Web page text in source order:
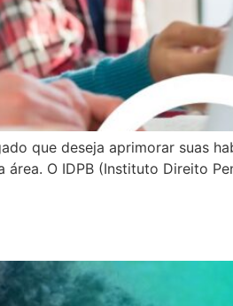
que deseja aprimorar suas
O IDPB (Instituto Direito